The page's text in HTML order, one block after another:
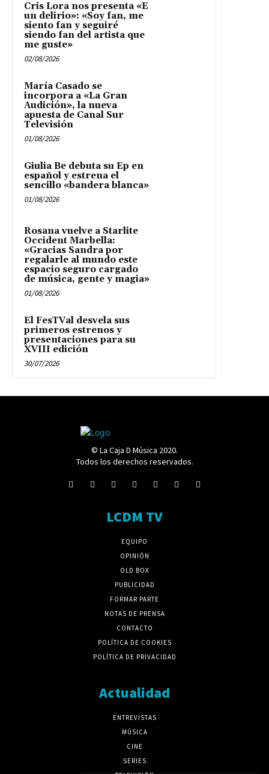
Cris Lora nos presenta «E
un delirio»: «Soy fan, me
siento fan y seguiré
siendo fan del artista que
me guste»
02/08/2026
María Casado se
incorpora a «La Gran
Audición», la nueva
apuesta de Canal Sur
Televisión
01/08/2026
Giulia Be debuta su Ep en
español y estrena el
sencillo «bandera blanca»
01/08/2026
Rosana vuelve a Starlite
Occident Marbella:
«Gracias Sandra por
regalarle al mundo este
espacio seguro cargado
de música, gente y magia»
01/08/2026
El FesTVal desvela sus
primeros estrenos y
presentaciones para su
XVIII edición
30/07/2026
© La Caja D Música 2020.
Todos los derechos reservados.
LCDM TV
EQUIPO
OPINIÓN
OLD BOX
PUBLICIDAD
FORMAR PARTE
NOTAS DE PRENSA
CONTACTO
POLÍTICA DE COOKIES
POLÍTICA DE PRIVACIDAD
Actualidad
ENTREVISTAS
MÚSICA
CINE
SERIES